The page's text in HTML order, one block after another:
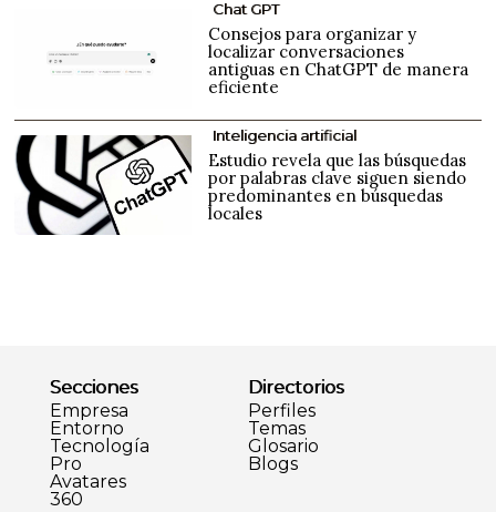
Chat GPT
Consejos para organizar y
localizar conversaciones
antiguas en ChatGPT de manera
eficiente
Inteligencia artificial
Estudio revela que las búsquedas
por palabras clave siguen siendo
predominantes en búsquedas
locales
Secciones
Empresa
Entorno
Tecnología
Pro
Avatares
360
Directorios
Perfiles
Temas
Glosario
Blogs